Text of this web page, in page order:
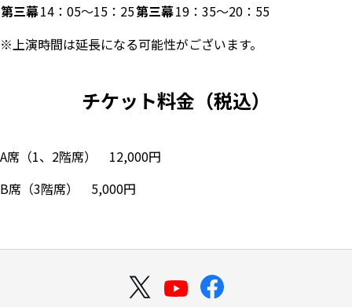
第三幕14：05～15：25第三幕19：35～20：55
※上演時間は延長になる可能性がございます。
チケット料金（税込）
A席（1、2階席） 12,000円
B席（3階席） 5,000円